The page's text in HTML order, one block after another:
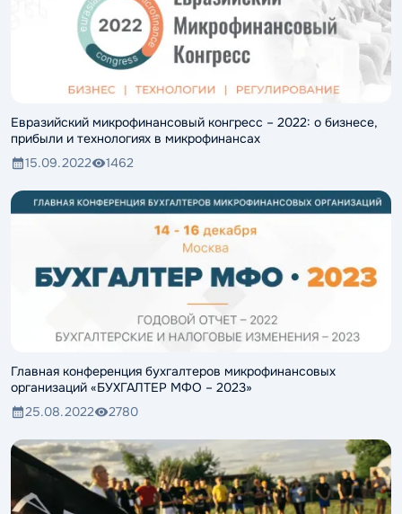
Евразийский микрофинансовый конгресс – 2022: о бизнесе,
прибыли и технологиях в микрофинансах
15.09.2022
1462
Главная конференция бухгалтеров микрофинансовых
организаций «БУХГАЛТЕР МФО – 2023»
25.08.2022
2780